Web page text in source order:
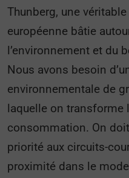
Thunberg, une
européenne bâtie
l’environnement et du
Nous avons besoin
environnementale de
laquelle on transforme
consommation. On
priorité aux circuits-
proximité dans le